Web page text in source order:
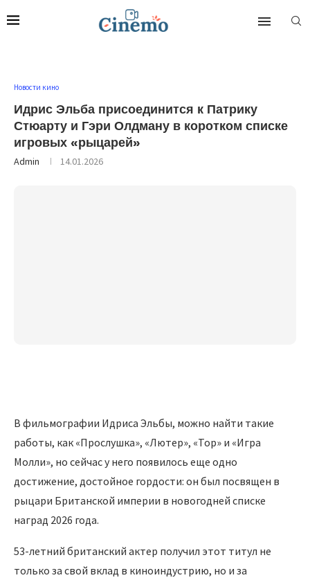
Новости кино
Идрис Эльба присоединится к Патрику
Стюарту и Гэри Олдману в коротком списке
игровых «рыцарей»
Admin 14.01.2026
В фильмографии Идриса Эльбы, можно найти такие
работы, как «Прослушка», «Лютер», «Тор» и «Игра
Молли», но сейчас у него появилось еще одно
достижение, достойное гордости: он был посвящен в
рыцари Британской империи в новогодней списке
наград 2026 года.
53-летний британский актер получил этот титул не
только за свой вклад в киноиндустрию, но и за